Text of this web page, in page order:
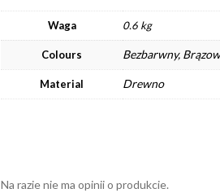
Waga 0.6 kg
Colours Bezbarwny,
Material Drewno
Na razie nie ma opinii o produkcie.